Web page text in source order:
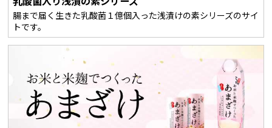
腸まで届く生きた乳酸菌１億個入った浅漬けの素シリーズのサイ
トです。